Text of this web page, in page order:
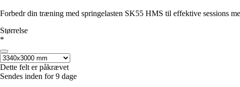
Forbedr din træning med springelasten SK55 HMS til effektive sessions
Størrelse
*
Dette felt er påkrævet
Sendes inden for 9 dage